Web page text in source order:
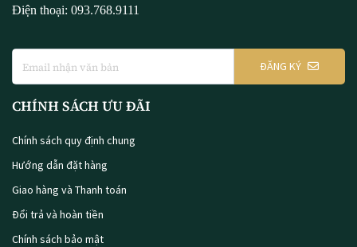
Điện thoại: 093.768.9111
ĐĂNG KÝ
CHÍNH SÁCH ƯU ĐÃI
Chính sách quy định chung
Hướng dẫn đặt hàng
Giao hàng và Thanh toán
Đổi trả và hoàn tiền
Chính sách bảo mật